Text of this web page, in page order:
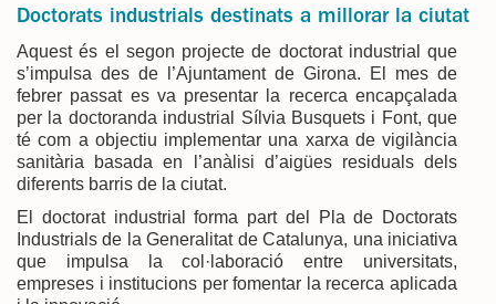
Doctorats industrials destinats a millorar la ciutat
Aquest és el segon projecte de doctorat industrial que
s’impulsa des de l’Ajuntament de Girona. El mes de
febrer passat es va presentar la recerca encapçalada
per la doctoranda industrial Sílvia Busquets i Font, que
té com a objectiu implementar una xarxa de vigilància
sanitària basada en l’anàlisi d’aigües residuals dels
diferents barris de la ciutat.
El doctorat industrial forma part del Pla de Doctorats
Industrials de la Generalitat de Catalunya, una iniciativa
que impulsa la col·laboració entre universitats,
empreses i institucions per fomentar la recerca aplicada